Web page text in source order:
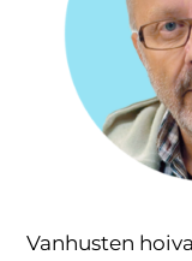
Vanhusten